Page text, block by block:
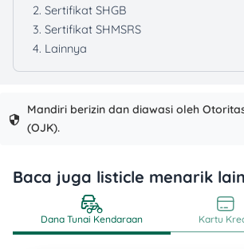
Sertifikat SHGB
Sertifikat SHMSRS
Lainnya
Mandiri berizin dan diawasi oleh
(OJK).
Baca juga listicle menarik
Dana Tunai Kendaraan Kartu